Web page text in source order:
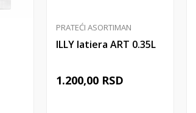
PRATEĆI ASORTIMAN
ILLY latiera ART 0.35L
1.200,00 RSD